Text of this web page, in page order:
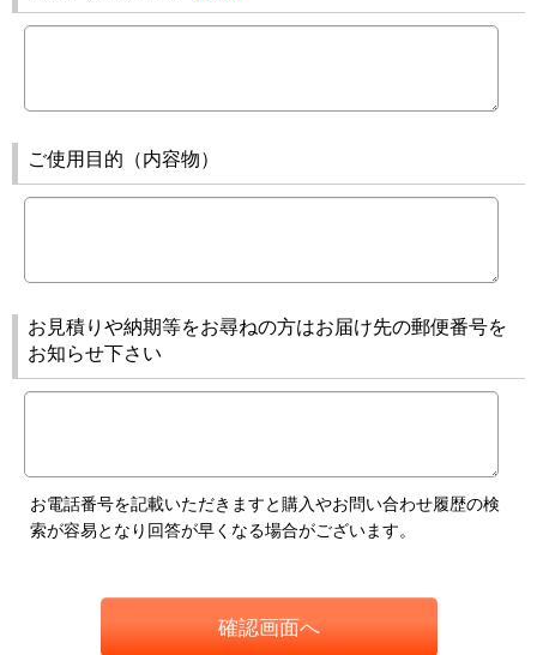
ご使用目的（内容物）
お見積りや納期等をお尋ねの方はお届け先の郵便番号を
お知らせ下さい
お電話番号を記載いただきますと購入やお問い合わせ履歴の検
索が容易となり回答が早くなる場合がございます。
確認画面へ